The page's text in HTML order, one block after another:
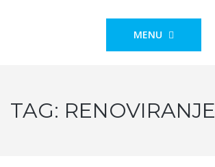
MENU
TAG: RENOVIRANJE